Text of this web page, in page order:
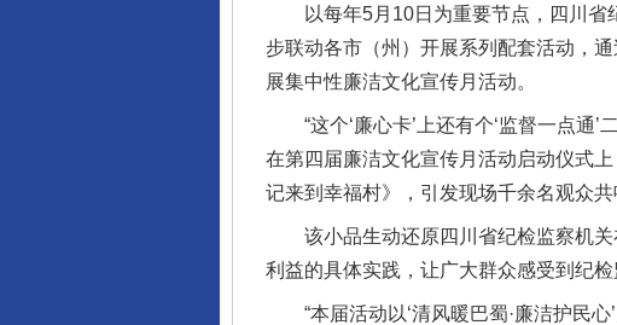
以每年5月10日为重要节点，四川省纪
步联动各市（州）开展系列配套活动，
展集中性廉洁文化宣传月活动。
“这个‘廉心卡’上还有个‘监督一点通’
在第四届廉洁文化宣传月活动启动仪式
记来到幸福村》，引发现场千余名观众共
该小品生动还原四川省纪检监察机关
利益的具体实践，让广大群众感受到纪
“本届活动以‘清风暖巴蜀·廉洁护民心